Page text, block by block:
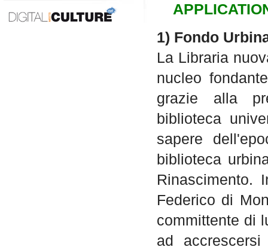
1) Fondo
La Libraria
nucleo
grazie alla
biblioteca
sapere
biblioteca
Rinascimento.
Federico di
committente di
ad